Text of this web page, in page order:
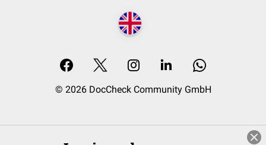
© 2026 DocCheck Community GmbH